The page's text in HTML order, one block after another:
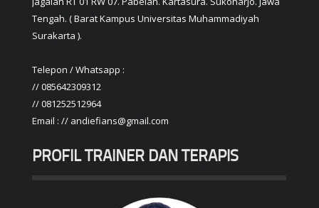
Tengah. ( Barat Kampus Universitas Muhammadiyah
Surakarta ).
Telepon / Whatsapp :
// 085642309312
// 081252512964
Email : // andiefians@gmail.com
PROFIL TRAINER DAN TERAPIS